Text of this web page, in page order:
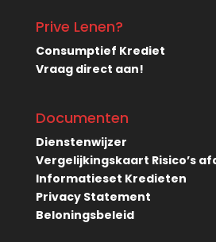
Prive Lenen?
Consumptief Krediet
Vraag direct aan!
Documenten
Dienstenwijzer
Vergelijkingskaart Risico’s
Informatieset Kredieten
Privacy Statement
Beloningsbeleid